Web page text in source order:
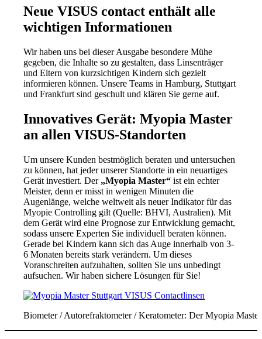
Neue VISUS contact enthält alle
wichtigen Informationen
Wir haben uns bei dieser Ausgabe besondere Mühe
gegeben, die Inhalte so zu gestalten, dass Linsenträger
und Eltern von kurzsichtigen Kindern sich gezielt
informieren können. Unsere Teams in Hamburg, Stuttgart
und Frankfurt sind geschult und klären Sie gerne auf.
Innovatives Gerät: Myopia Master
an allen VISUS-Standorten
Um unsere Kunden bestmöglich beraten und untersuchen
zu können, hat jeder unserer Standorte in ein neuartiges
Gerät investiert. Der „Myopia Master“ ist ein echter
Meister, denn er misst in wenigen Minuten die
Augenlänge, welche weltweit als neuer Indikator für das
Myopie Controlling gilt (Quelle: BHVI, Australien). Mit
dem Gerät wird eine Prognose zur Entwicklung gemacht,
sodass unsere Experten Sie individuell beraten können.
Gerade bei Kindern kann sich das Auge innerhalb von 3-
6 Monaten bereits stark verändern. Um dieses
Voranschreiten aufzuhalten, sollten Sie uns unbedingt
aufsuchen. Wir haben sichere Lösungen für Sie!
Biometer / Autorefraktometer / Keratometer: Der Myopia